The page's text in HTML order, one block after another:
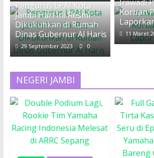
Pengurus LPAI Kota
Jambi Hari Ini Resmi
Dikukuhkan di Rumah
Dinas Gubernur Al Haris
29 September 2023 0
Irawadi
Korban
11 Maret
NEGERI JAMBI